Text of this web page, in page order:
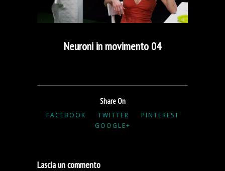
Neuroni in movimento 04
Share On
FACEBOOK TWITTER
PINTEREST
GOOGLE+
Lascia un commento